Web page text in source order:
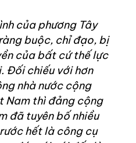
của phương Tây
buộc, chỉ đạo, bị
của bất cứ thế lực
Đối chiếu với hơn
nhà nước cộng
Nam thì đảng cộng
đã tuyên bố nhiều
hết là công cụ